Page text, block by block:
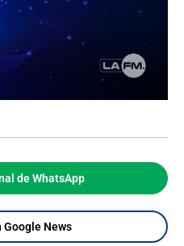
de WhatsApp
Google News